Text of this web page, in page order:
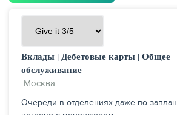
Вклады Дебетовые карты
Общее
обслуживание
Москва
Очереди в отделениях даже по